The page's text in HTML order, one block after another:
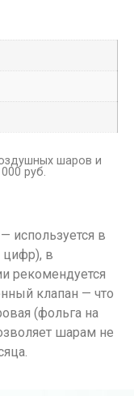
шаров и
руб.
в
цифр), в
рекомендуется
клапан — что
(фольга на
шарам не